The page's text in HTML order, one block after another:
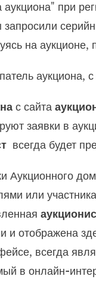
при
на
аукциона,
с сайта
заявки в
всегда будет
Аукционного
или
и отображена
всегда
в онлайн-